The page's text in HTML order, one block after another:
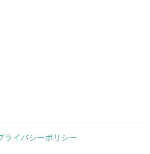
ライバシーポリシー